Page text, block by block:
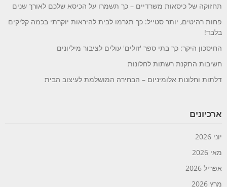
תחזוקה של כיסאות משרדיים – כך תשמרו על הכיסא שלכם לאורך שנים
פחות רהיטים, יותר סטייל: כך תגרמו לבית להיראות יוקרתי בכמה קליקים
בלבד!
החיסכון היקר: כך בתי ספר 'זולים' עולים לציבור מיליונים
חשיבות התקנת רשתות לחלונות
דלתות וחלונות אלומיניום – הבחירה המושלמת לעיצוב הבית
ארכיונים
יוני 2026
מאי 2026
אפריל 2026
מרץ 2026